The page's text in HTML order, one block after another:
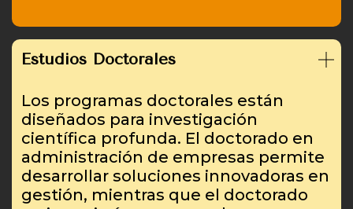
Estudios Doctorales
Los programas doctorales están
diseñados para investigación
científica profunda. El doctorado en
administración de empresas permite
desarrollar soluciones innovadoras en
gestión, mientras que el doctorado